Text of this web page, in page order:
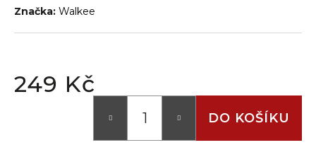
Značka: Walkee
249 Kč
DO KOŠÍKU
o
r
u
j